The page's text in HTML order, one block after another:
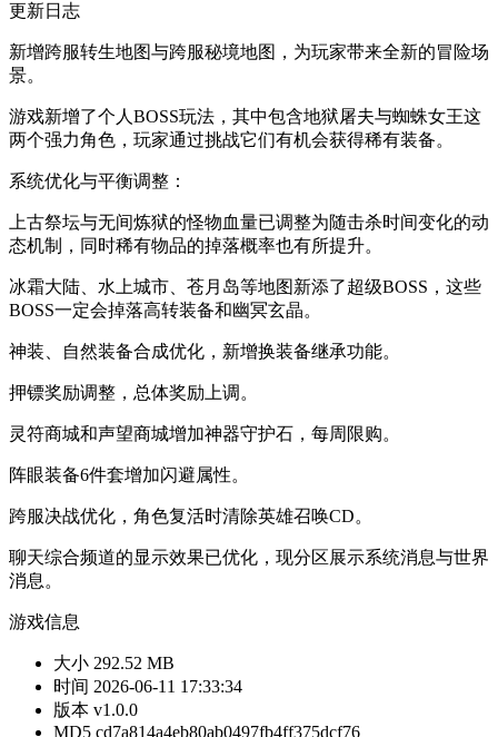
更新日志
新增跨服转生地图与跨服秘境地图，为玩家带来全新的冒险场
景。
游戏新增了个人BOSS玩法，其中包含地狱屠夫与蜘蛛女王这
两个强力角色，玩家通过挑战它们有机会获得稀有装备。
系统优化与平衡调整：
上古祭坛与无间炼狱的怪物血量已调整为随击杀时间变化的动
态机制，同时稀有物品的掉落概率也有所提升。
冰霜大陆、水上城市、苍月岛等地图新添了超级BOSS，这些
BOSS一定会掉落高转装备和幽冥玄晶。
神装、自然装备合成优化，新增换装备继承功能。
押镖奖励调整，总体奖励上调。
灵符商城和声望商城增加神器守护石，每周限购。
阵眼装备6件套增加闪避属性。
跨服决战优化，角色复活时清除英雄召唤CD。
聊天综合频道的显示效果已优化，现分区展示系统消息与世界
消息。
游戏信息
大小 292.52 MB
时间 2026-06-11 17:33:34
版本 v1.0.0
MD5 cd7a814a4eb80ab0497fb4ff375dcf76